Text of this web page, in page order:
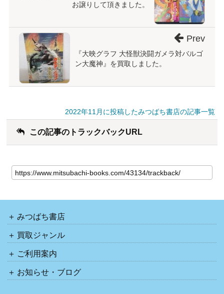
お譲りして頂きました。
『大映グラフ 大怪獣決闘ガメラ対バルゴ
ン大魔神』を買取しました。
Prev
2022年11月に投稿したみつばち書店の記事一覧
この記事のトラックバックURL
みつばち書店
買取ジャンル
ご利用案内
お知らせ・ブログ